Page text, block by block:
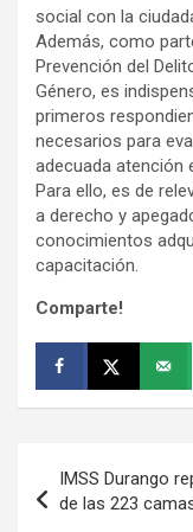
social con la
Además, como
Prevención del
Género, es
primeros
necesarios para
adecuada atención
Para ello, es de
a derecho y
conocimientos
capacitación.
Comparte!
de
IMSS Durango
de las 223